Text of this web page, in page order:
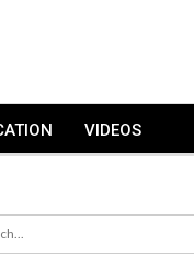
VIDEOS